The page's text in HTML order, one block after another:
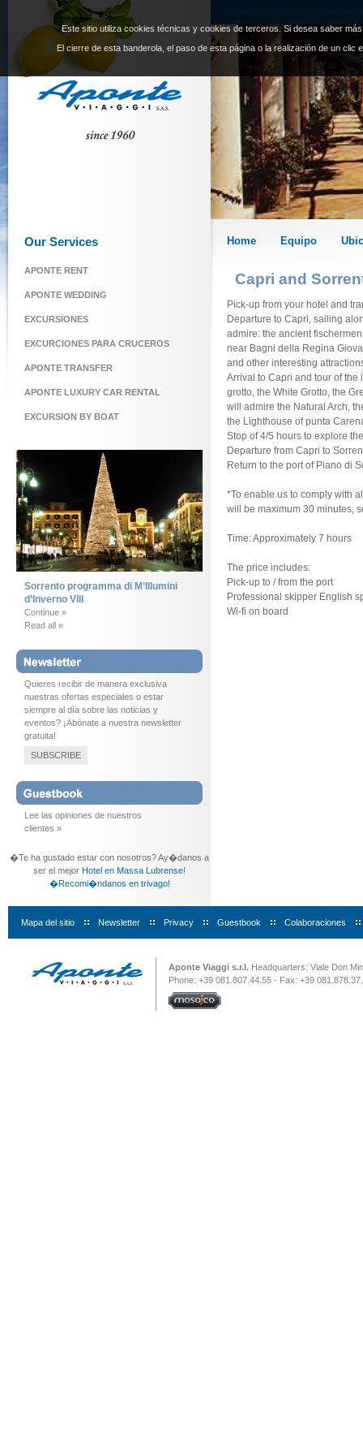
Este sitio utiliza cookies técnicas y cookies de terceros. Si desea saber
El cierre de esta banderola, el paso de esta página o la realización de un
Home Equipo
Capri and
Pick-up from your hotel and
Departure to Capri, sailing
admire: the ancient
near Bagni della Regina
and other interesting
Arrival to Capri and tour of the
grotto, the White Grotto, the
will admire the Natural Arch,
the Lighthouse of punta
Stop of 4/5 hours to explore
Departure from Capri to
Return to the port of Piano di
*To enable us to comply with
will be maximum 30 minutes,
Time: Approximately 7 hours
The price includes:
Pick-up to / from the port
Professional skipper English
Wi-fi on board
Our Services
APONTE RENT
APONTE WEDDING
EXCURSIONES
EXCURCIONES PARA CRUCEROS
APONTE TRANSFER
APONTE LUXURY CAR RENTAL
EXCURSION BY BOAT
Sorrento programma di M’Illumini
d’Inverno VIII
Continue »
Read all »
Quieres recibir de manera exclusiva
nuestras ofertas especiales o estar
siempre al día sobre las noticias y
eventos? ¡Abónate a nuestra newsletter
gratuita!
SUBSCRIBE
Lee las opiniones de nuestros
clientes »
�Te ha gustado estar con nosotros? Ay�danos a
ser el mejor Hotel en Massa Lubrense!
�Recomi�ndanos en trivago!
Mapa del sitio Newsletter Privacy Guestbook Colaboraciones
Aponte Viaggi s.r.l. Headquarters: Viale Don
Phone: +39 081.807.44.55 - Fax: +39